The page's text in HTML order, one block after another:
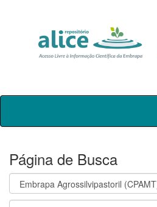
Skip
Página de Busca